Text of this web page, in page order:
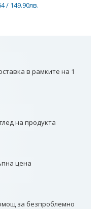
/ 149.90лв.
в рамките на 1
на продукта
цена
за безпроблемно